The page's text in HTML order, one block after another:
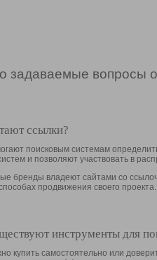
задаваемые вопросы
ссылки?
поисковым системам
и позволяют участвовать в
бренды владеют сайтами со
продвижения своего проекта.
инструменты для
купить самостоятельно или